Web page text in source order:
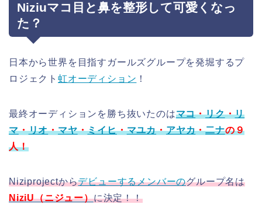
Niziuマコ目と鼻を整形して可愛くなっ
た？
日本から世界を目指すガールズグループを発堀するプ
ロジェクト 虹オーディション ！
最終オーディションを勝ち抜いたのはマコ・リク・リ
マ・リオ・マヤ・ミイヒ・マユカ・アヤカ・二ナの９
人！
Niziprojectからデビューするメンバーのグループ名は
NiziU（ニジュー）に決定！！